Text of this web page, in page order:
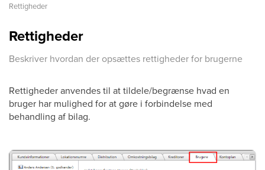
Rettigheder
Rettigheder
Beskriver hvordan der opsættes rettigheder for brugerne
Rettigheder anvendes til at tildele/begrænse hvad en
bruger har mulighed for at gøre i forbindelse med
behandling af bilag.